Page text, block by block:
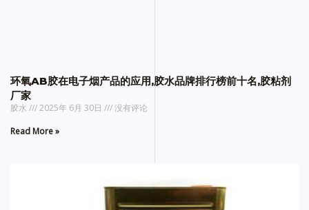
环氧AB胶在电子烟产品的应用,胶水品牌排行榜前十名,胶粘剂
厂家
胶水 2025年 6月 30日
没有评论
Read More »